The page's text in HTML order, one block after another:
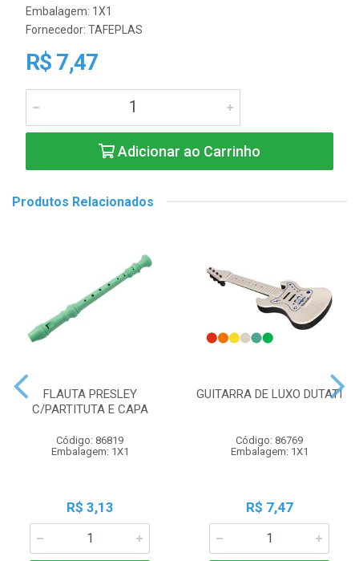
Embalagem: 1X1
Fornecedor: TAFEPLAS
R$ 7,47
Adicionar ao Carrinho
Produtos Relacionados
FLAUTA PRESLEY
C/PARTITUTA E CAPA
Código: 86819
Embalagem: 1X1
R$ 3,13
GUITARRA DE LUXO DUTATI
Código: 86769
Embalagem: 1X1
R$ 7,47